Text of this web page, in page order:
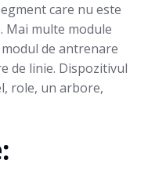
care nu este
Mai multe module
de antrenare
de linie. Dispozitivul
role, un arbore,